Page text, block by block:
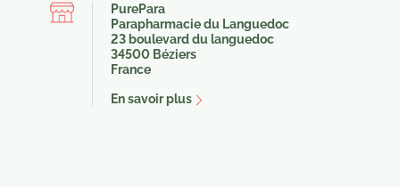
PurePara
Parapharmacie du Languedoc
23 boulevard du languedoc
34500 Béziers
France
En savoir plus